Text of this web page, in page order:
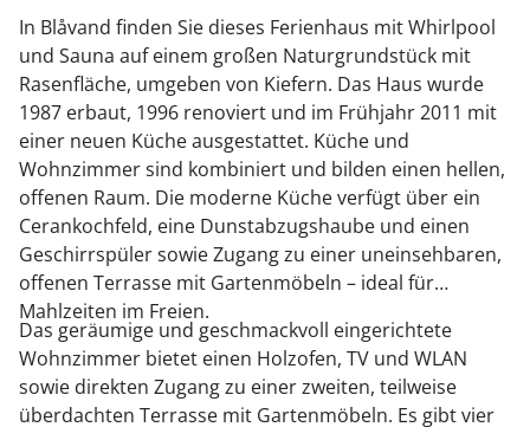
In Blåvand finden Sie dieses Ferienhaus mit Whirlpool
und Sauna auf einem großen Naturgrundstück mit
Rasenfläche, umgeben von Kiefern. Das Haus wurde
1987 erbaut, 1996 renoviert und im Frühjahr 2011 mit
einer neuen Küche ausgestattet. Küche und
Wohnzimmer sind kombiniert und bilden einen hellen,
offenen Raum. Die moderne Küche verfügt über ein
Cerankochfeld, eine Dunstabzugshaube und einen
Geschirrspüler sowie Zugang zu einer uneinsehbaren,
offenen Terrasse mit Gartenmöbeln – ideal für
Mahlzeiten im Freien.
Das geräumige und geschmackvoll eingerichtete
Wohnzimmer bietet einen Holzofen, TV und WLAN
sowie direkten Zugang zu einer zweiten, teilweise
überdachten Terrasse mit Gartenmöbeln. Es gibt vier